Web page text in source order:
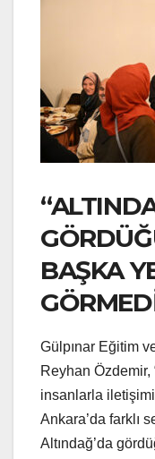
BAŞKA
Gülpınar Eğitim
Reyhan Özdemir,
insanlarla
Ankara’da farklı
Altındağ’da